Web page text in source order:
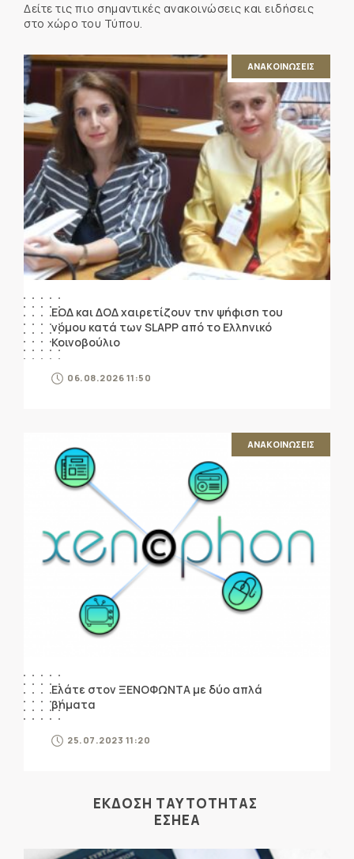
Δείτε τις πιο σημαντικές ανακοινώσεις και ειδήσεις
στο χώρο του Τύπου.
ΑΝΑΚΟΙΝΩΣΕΙΣ
ΕΟΔ και ΔΟΔ χαιρετίζουν την ψήφιση του
νόμου κατά των SLAPP από το Ελληνικό
Κοινοβούλιο
06.08.2026 11:50
ΑΝΑΚΟΙΝΩΣΕΙΣ
Ελάτε στον ΞΕΝΟΦΩΝΤΑ με δύο απλά
βήματα
25.07.2023 11:20
ΕΚΔΟΣΗ ΤΑΥΤΟΤΗΤΑΣ
ΕΣΗΕΑ